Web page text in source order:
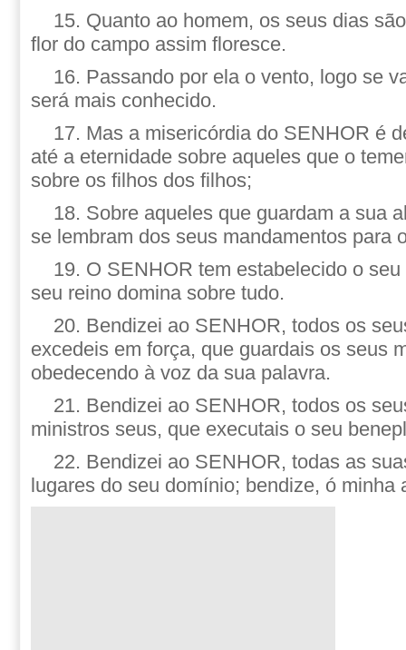
15. Quanto ao homem, os seus dias
flor do campo assim floresce.
16. Passando por ela o vento, logo se
será mais conhecido.
17. Mas a misericórdia do SENHOR é
até a eternidade sobre aqueles que o
sobre os filhos dos filhos;
18. Sobre aqueles que guardam a sua
se lembram dos seus mandamentos para
19. O SENHOR tem estabelecido o
seu reino domina sobre tudo.
20. Bendizei ao SENHOR, todos os
excedeis em força, que guardais os seus
obedecendo à voz da sua palavra.
21. Bendizei ao SENHOR, todos os
ministros seus, que executais o seu
22. Bendizei ao SENHOR, todas as
lugares do seu domínio; bendize, ó minha